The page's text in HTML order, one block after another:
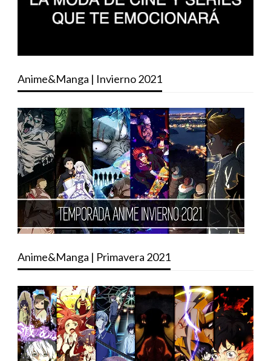
Anime&Manga | Invierno 2021
Anime&Manga | Primavera 2021